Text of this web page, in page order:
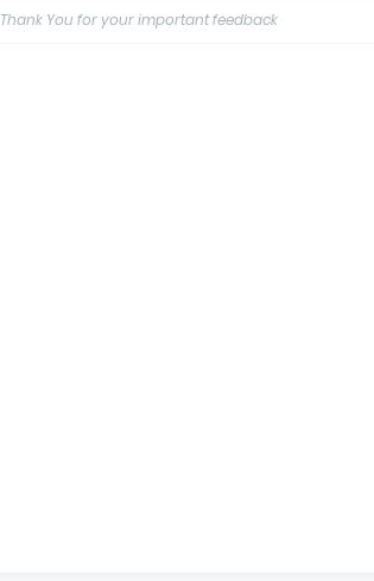
Thank You for your important feedback